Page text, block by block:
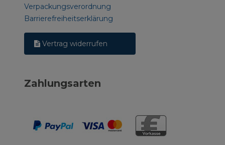
Verpackungsverordnung
Barrierefreiheitserklärung
Vertrag widerrufen
Zahlungsarten